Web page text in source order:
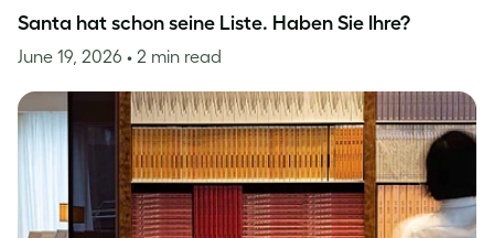
Santa hat schon seine Liste. Haben Sie Ihre?
June 19, 2026 • 2 min read